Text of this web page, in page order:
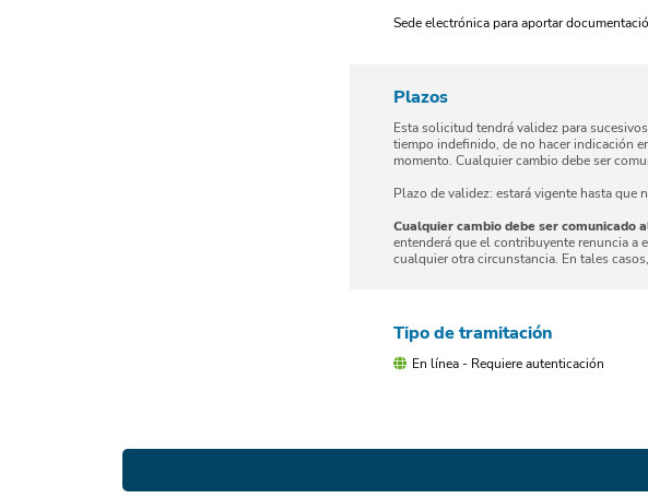
Sede electrónica para aportar
Plazos
Esta solicitud tendrá validez para
tiempo indefinido, de no hacer indicación
momento. Cualquier cambio debe ser
Plazo de validez: estará vigente hasta que
Cualquier cambio debe ser
entenderá que el contribuyente renuncia
cualquier otra circunstancia. En tales
Tipo de tramitación
En línea - Requiere autenticación